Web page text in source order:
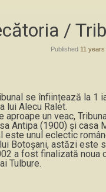
/
Published 11 years
se înființează la 1
lui Alecu Ralet.
un veac,
Antipa (1900) și casa
este unul eclectic
Botoșani, astăzi este
fost finalizată noua
Tulbure.